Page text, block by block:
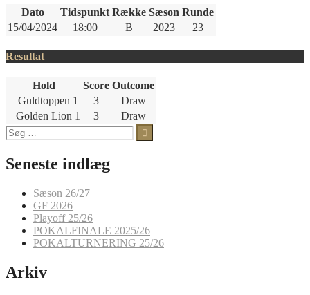
Dato Tidspunkt Række Sæson Runde
15/04/2024
18:00 B 2023 23
Resultat
Hold Score Outcome
– Guldtoppen 1
3
Draw
– Golden Lion 1
3
Draw
Søg
efter:
Seneste indlæg
Sæson 26/27
GF 2026
Playoff 25/26
POKALFINALE 2025/26
POKALTURNERING 25/26
Arkiv